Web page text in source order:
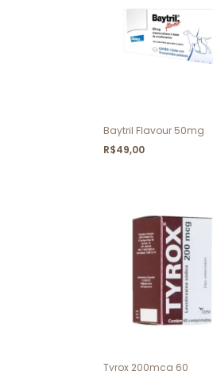
Baytril Flavour 50mg
R$49,00
Tyrox 200mcg 60